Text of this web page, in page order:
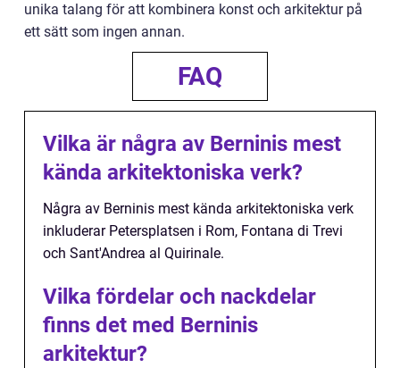
unika talang för att kombinera konst och arkitektur på
ett sätt som ingen annan.
FAQ
Vilka är några av Berninis mest
kända arkitektoniska verk?
Några av Berninis mest kända arkitektoniska verk
inkluderar Petersplatsen i Rom, Fontana di Trevi
och Sant'Andrea al Quirinale.
Vilka fördelar och nackdelar
finns det med Berninis
arkitektur?